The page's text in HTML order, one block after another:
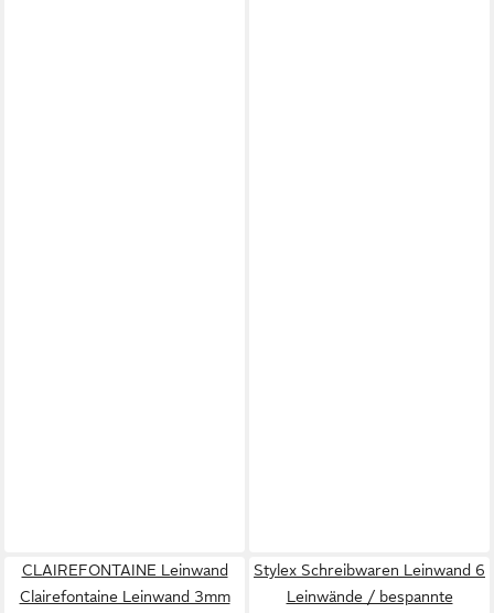
CLAIREFONTAINE Leinwand
Clairefontaine Leinwand 3mm
Stylex Schreibwaren Leinwand 6
Leinwände / bespannte